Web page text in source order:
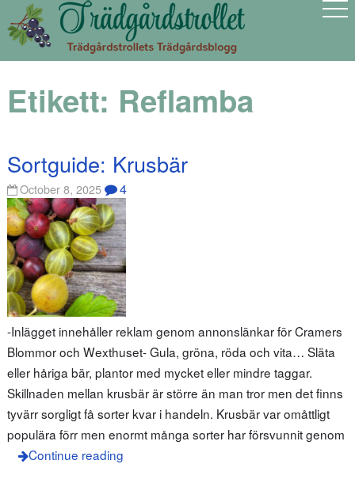
Etikett: Reflamba
Sortguide: Krusbär
October 8, 2025 4
-Inlägget innehåller reklam genom annonslänkar för Cramers
Blommor och Wexthuset- Gula, gröna, röda och vita… Släta
eller håriga bär, plantor med mycket eller mindre taggar.
Skillnaden mellan krusbär är större än man tror men det finns
tyvärr sorgligt få sorter kvar i handeln. Krusbär var omåttligt
populära förr men enormt många sorter har försvunnit genom
Continue reading